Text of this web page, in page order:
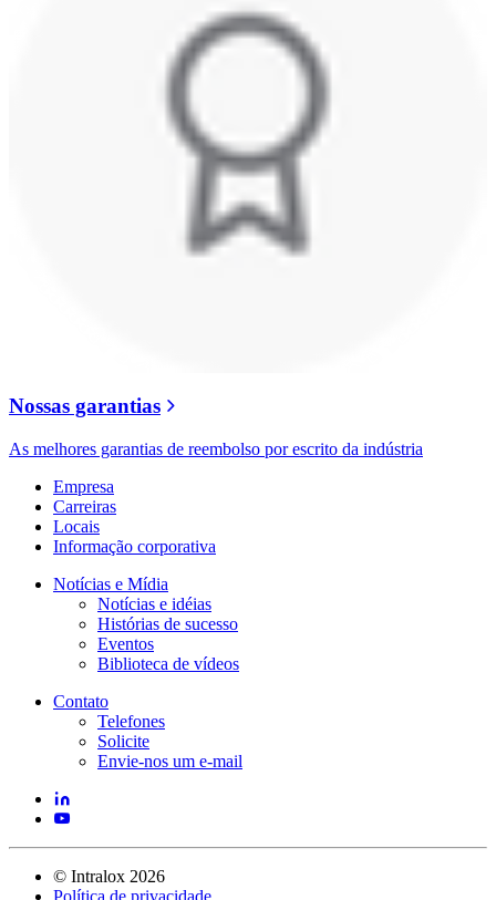
Nossas garantias
As melhores garantias de reembolso por escrito da indústria
Empresa
Carreiras
Locais
Informação corporativa
Notícias e Mídia
Notícias e idéias
Histórias de sucesso
Eventos
Biblioteca de vídeos
Contato
Telefones
Solicite
Envie-nos um e-mail
© Intralox 2026
Política de privacidade